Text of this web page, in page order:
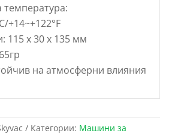
температура:
+14~+122°F
115 x 30 x 135 мм
на атмосферни влияния
Категории: Maшини за